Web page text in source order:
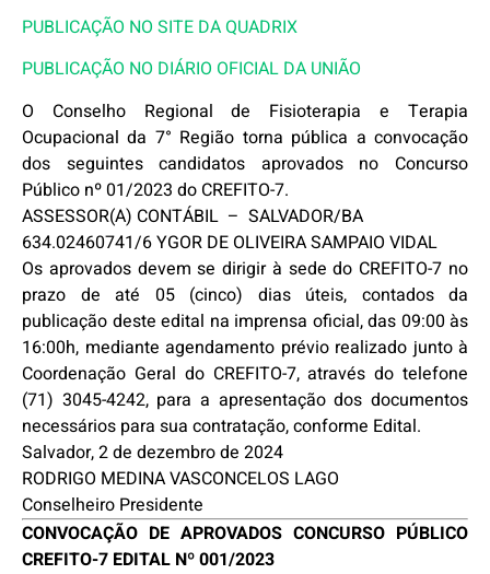
PUBLICAÇÃO NO SITE DA QUADRIX
PUBLICAÇÃO NO DIÁRIO OFICIAL DA UNIÃO
O Conselho Regional de Fisioterapia e Terapia
Ocupacional da 7° Região torna pública a convocação
dos seguintes candidatos aprovados no Concurso
Público nº 01/2023 do CREFITO-7.
ASSESSOR(A) CONTÁBIL – SALVADOR/BA
634.02460741/6 YGOR DE OLIVEIRA SAMPAIO VIDAL
Os aprovados devem se dirigir à sede do CREFITO-7 no
prazo de até 05 (cinco) dias úteis, contados da
publicação deste edital na imprensa oficial, das 09:00 às
16:00h, mediante agendamento prévio realizado junto à
Coordenação Geral do CREFITO-7, através do telefone
(71) 3045-4242, para a apresentação dos documentos
necessários para sua contratação, conforme Edital.
Salvador, 2 de dezembro de 2024
RODRIGO MEDINA VASCONCELOS LAGO
Conselheiro Presidente
CONVOCAÇÃO DE APROVADOS CONCURSO PÚBLICO
CREFITO-7 EDITAL Nº 001/2023